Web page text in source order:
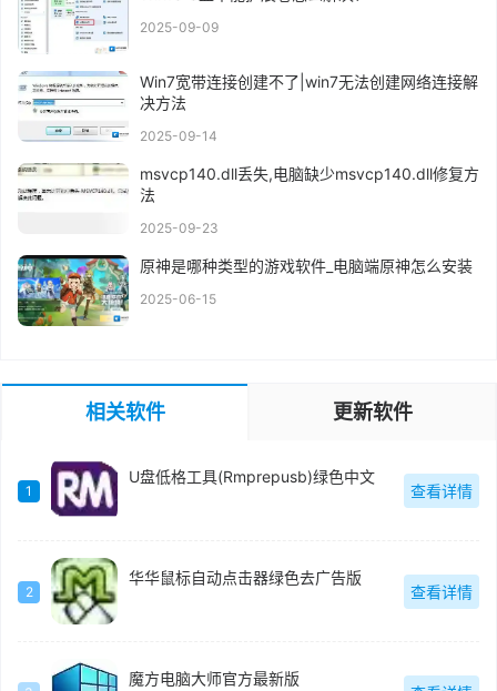
2025-09-09
Win7宽带连接创建不了|win7无法创建网络连接解
决方法
2025-09-14
msvcp140.dll丢失,电脑缺少msvcp140.dll修复方
法
2025-09-23
原神是哪种类型的游戏软件_电脑端原神怎么安装
2025-06-15
相关软件 更新软件
1
U盘低格工具(Rmprepusb)绿色中文
查看详情
2
华华鼠标自动点击器绿色去广告版
查看详情
魔方电脑大师官方最新版